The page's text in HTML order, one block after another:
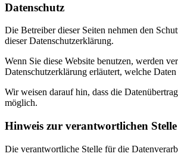
Datenschutz
Die Betreiber dieser Seiten nehmen den
dieser Datenschutzerklärung.
Wenn Sie diese Website benutzen, werden
Datenschutzerklärung erläutert, welche
Wir weisen darauf hin, dass die
möglich.
Hinweis zur verantwortlichen Stelle
Die verantwortliche Stelle für die